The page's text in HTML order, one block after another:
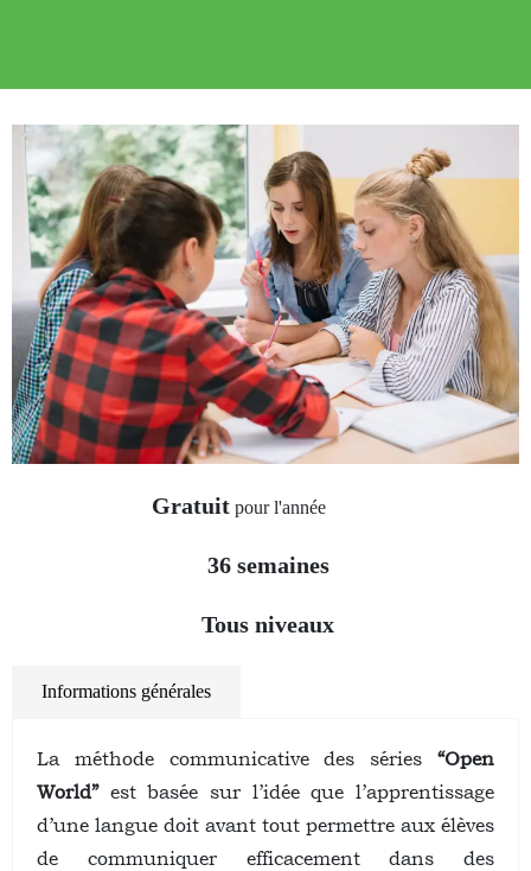
Gratuit pour l'année
36 semaines
Tous niveaux
Informations générales
La méthode communicative des séries “Open
World”est basée sur l’idée que l’apprentissage
d’une langue doit avant tout permettre aux élèves
de communiquer efficacement dans des